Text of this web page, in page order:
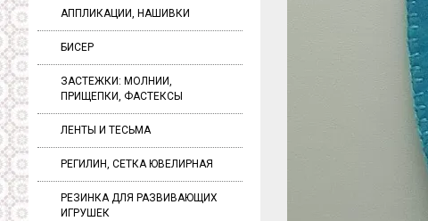
АППЛИКАЦИИ, НАШИВКИ
БИСЕР
ЗАСТЕЖКИ: МОЛНИИ,
ПРИЩЕПКИ, ФАСТЕКСЫ
ЛЕНТЫ И ТЕСЬМА
РЕГИЛИН, СЕТКА ЮВЕЛИРНАЯ
РЕЗИНКА ДЛЯ РАЗВИВАЮЩИХ
ИГРУШЕК